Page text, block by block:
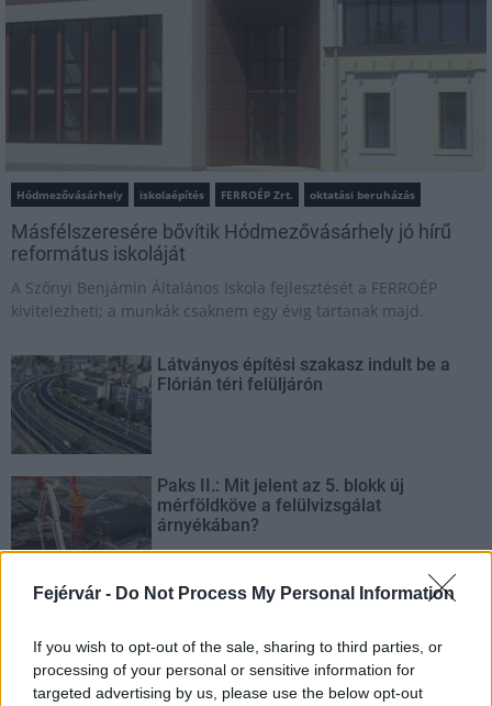
Fejérvár - Do Not Process My Personal Information
If you wish to opt-out of the sale, sharing to third parties, or
processing of your personal or sensitive information for
targeted advertising by us, please use the below opt-out
Hódmezővásárhely iskolaépítés FERROÉP Zrt. oktatási beruházás
Másfélszeresére bővítik Hódmezővásárhely jó hírű
református iskoláját
A Szőnyi Benjámin Általános Iskola fejlesztését a FERROÉP
kivitelezheti; a munkák csaknem egy évig tartanak majd.
Látványos építési szakasz indult be a
Flórián téri felüljárón
Paks II.: Mit jelent az 5. blokk új
mérföldköve a felülvizsgálat
árnyékában?
Elkészült a Liszt Ferenc repülőtér
közműhálózatának fejlesztése